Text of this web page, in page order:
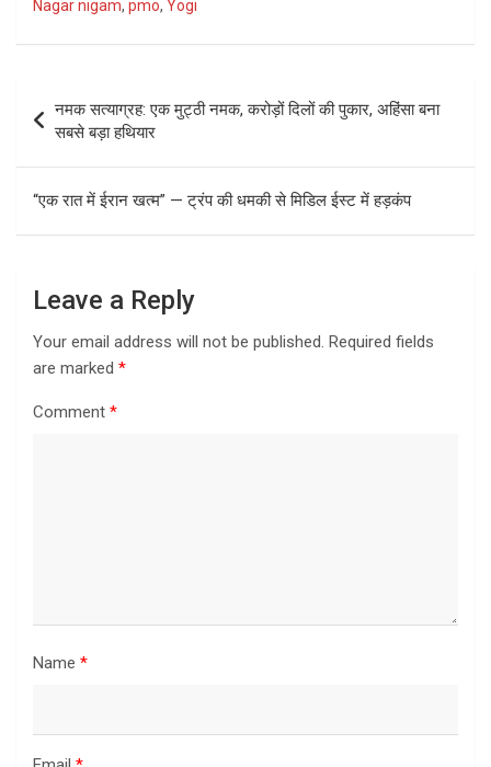
Nagar nigam, pmo, Yogi
navigation
नमक सत्याग्रह: एक मुट्ठी नमक, करोड़ों दिलों की पुकार, अहिंसा बना
सबसे बड़ा हथियार
“एक रात में ईरान खत्म” — ट्रंप की धमकी से मिडिल ईस्ट में हड़कंप
Leave a Reply
Your email address will not be published. Required fields
are marked *
Comment *
Name *